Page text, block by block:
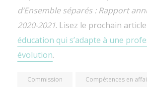
d’Ensemble séparés : Rapport
2020-2021. Lisez le prochain article
éducation qui s’adapte à une
évolution.
Commission Compétences en